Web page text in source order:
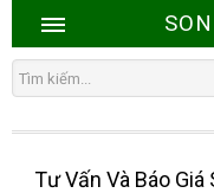
Tư Vấn Và Báo